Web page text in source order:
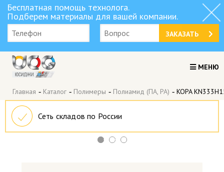
Бесплатная помощь технолога.
Подберем материалы для вашей компании.
ЗАКАЗАТЬ
МЕНЮ
Главная - Каталог - Полимеры - Полиамид (ПА, PA) - KOPA
Сеть складов по России